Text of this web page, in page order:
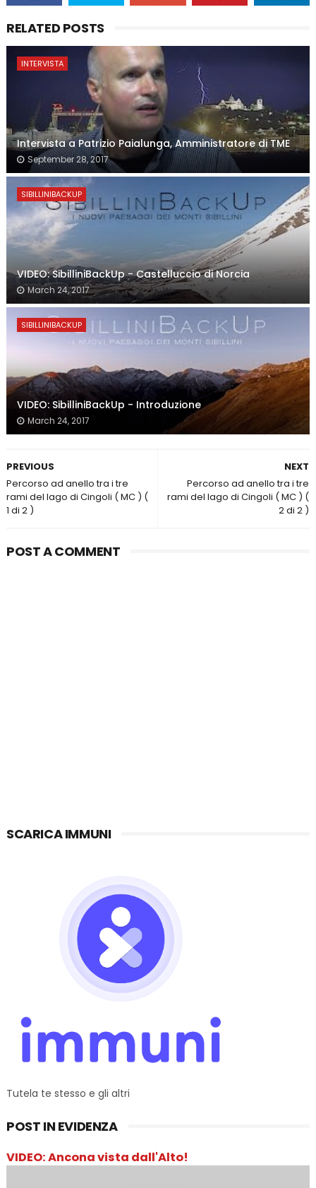
RELATED POSTS
INTERVISTA
Intervista a Patrizio Paialunga, Amministratore di TME
September 28, 2017
SIBILLINIBACKUP
VIDEO: SibilliniBackUp - Castelluccio di Norcia
March 24, 2017
SIBILLINIBACKUP
VIDEO: SibilliniBackUp - Introduzione
March 24, 2017
NEXT
Percorso ad anello tra i tre
rami del lago di Cingoli ( MC ) (
2 di 2 )
PREVIOUS
Percorso ad anello tra i tre
rami del lago di Cingoli ( MC ) (
1 di 2 )
POST A COMMENT
SCARICA IMMUNI
Tutela te stesso e gli altri
POST IN EVIDENZA
VIDEO: Ancona vista dall'Alto!